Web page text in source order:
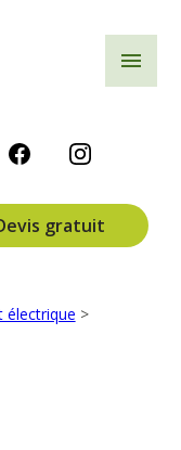
menu
gratuit
électrique >